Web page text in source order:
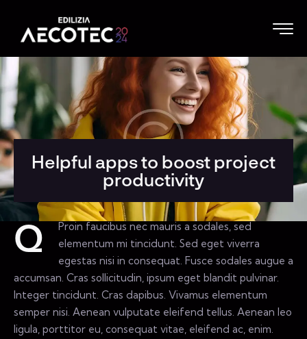
Helpful apps to boost project
productivity
Q
Proin faucibus nec mauris a sodales, sed
elementum mi tincidunt. Sed eget viverra
egestas nisi in consequat. Fusce sodales augue a
accumsan. Cras sollicitudin, ipsum eget blandit pulvinar.
Integer tincidunt. Cras dapibus. Vivamus elementum
semper nisi. Aenean vulputate eleifend tellus. Aenean leo
ligula, porttitor eu, consequat vitae, eleifend ac, enim.